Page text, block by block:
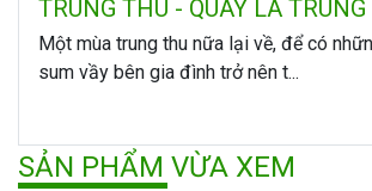
TRUNG THU - QUAY LÀ TRÚNG
Một mùa trung thu nữa lại về, để có
sum vầy bên gia đình trở nên t...
SẢN PHẨM VỪA XEM